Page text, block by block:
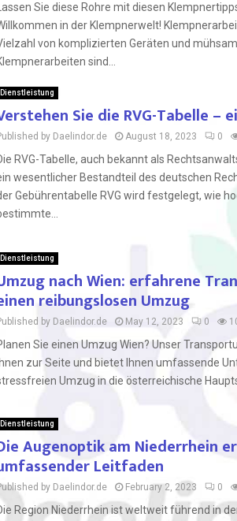
Lassen Sie diese Rohre mit diesen
in der Klempnerwelt!
von komplizierten Geräten und
sind...
Dienstleistung
Sie die RVG-Tabelle –
by Daelindor.de August 18, 2023 0
RVG-Tabelle, auch bekannt als
wesentlicher Bestandteil des deutschen
Gebührentabelle RVG wird festgelegt, wie
Dienstleistung
nach Wien: erfahrene
reibungslosen Umzug
by Daelindor.de May 12, 2023 0
Sie einen Umzug Wien? Unser
Ihnen zur Seite und bietet Ihnen umfassende
Umzug in die österreichische
Dienstleistung
Augenoptik am Niederrhein
Leitfaden
by Daelindor.de February 2, 2023 0
Region Niederrhein ist weltweit führend in